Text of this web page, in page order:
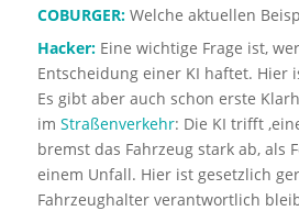
COBURGER:Welche aktuellen
Hacker:Eine wichtige Frage ist,
Entscheidung einer KI haftet. Hier
Es gibt aber auch schon erste
im Straßenverkehr: Die KI trifft
bremst das Fahrzeug stark ab, als
einem Unfall. Hier ist gesetzlich
Fahrzeughalter verantwortlich